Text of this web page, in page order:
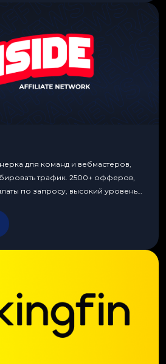
для команд и вебмастеров,
трафик. 2500+ офферов,
по запросу, высокий уровень